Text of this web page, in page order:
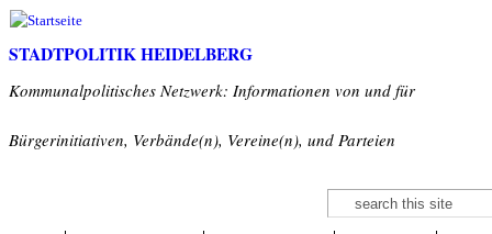
Direkt zum Inhalt
STADTPOLITIK HEIDELBERG
Kommunalpolitisches Netzwerk: Informationen von und für
Bürgerinitiativen, Verbände(n), Vereine(n), und Parteien
Suchformular
Suche